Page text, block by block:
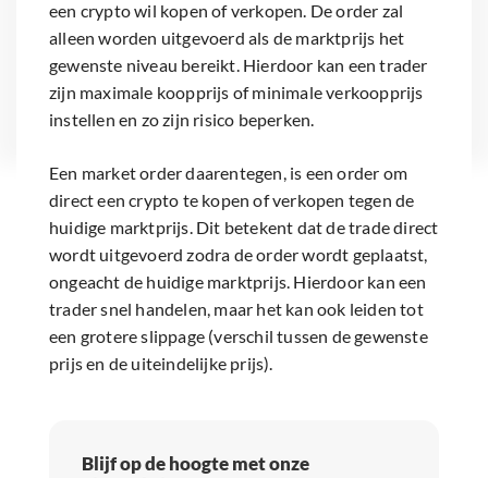
een crypto wil kopen of verkopen. De order zal
alleen worden uitgevoerd als de marktprijs het
gewenste niveau bereikt. Hierdoor kan een trader
zijn maximale koopprijs of minimale verkoopprijs
instellen en zo zijn risico beperken.
Een market order daarentegen, is een order om
direct een crypto te kopen of verkopen tegen de
huidige marktprijs. Dit betekent dat de trade direct
wordt uitgevoerd zodra de order wordt geplaatst,
ongeacht de huidige marktprijs. Hierdoor kan een
trader snel handelen, maar het kan ook leiden tot
een grotere slippage (verschil tussen de gewenste
prijs en de uiteindelijke prijs).
Blijf op de hoogte met onze